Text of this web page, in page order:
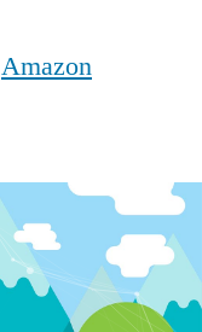
Amazon